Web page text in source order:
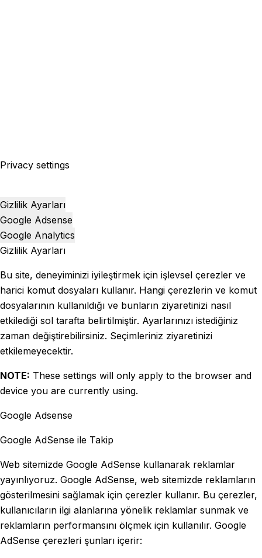
Privacy settings
Gizlilik Ayarları
Google Adsense
Google Analytics
Gizlilik Ayarları
Bu site, deneyiminizi iyileştirmek için işlevsel çerezler ve
harici komut dosyaları kullanır. Hangi çerezlerin ve komut
dosyalarının kullanıldığı ve bunların ziyaretinizi nasıl
etkilediği sol tarafta belirtilmiştir. Ayarlarınızı istediğiniz
zaman değiştirebilirsiniz. Seçimleriniz ziyaretinizi
etkilemeyecektir.
NOTE: These settings will only apply to the browser and
device you are currently using.
Google Adsense
Google AdSense ile Takip
Web sitemizde Google AdSense kullanarak reklamlar
yayınlıyoruz. Google AdSense, web sitemizde reklamların
gösterilmesini sağlamak için çerezler kullanır. Bu çerezler,
kullanıcıların ilgi alanlarına yönelik reklamlar sunmak ve
reklamların performansını ölçmek için kullanılır. Google
AdSense çerezleri şunları içerir: